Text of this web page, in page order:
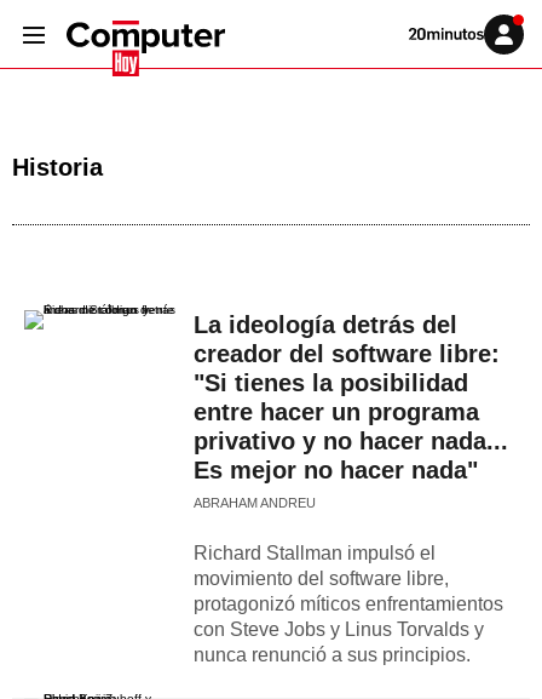
Volver
Iniciar
sesión
Historia
La ideología detrás del
creador del software libre:
"Si tienes la posibilidad
entre hacer un programa
privativo y no hacer nada...
Es mejor no hacer nada"
ABRAHAM ANDREU
Richard Stallman impulsó el
movimiento del software libre,
protagonizó míticos enfrentamientos
con Steve Jobs y Linus Torvalds y
nunca renunció a sus principios.